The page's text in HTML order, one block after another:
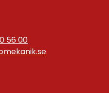
56 00